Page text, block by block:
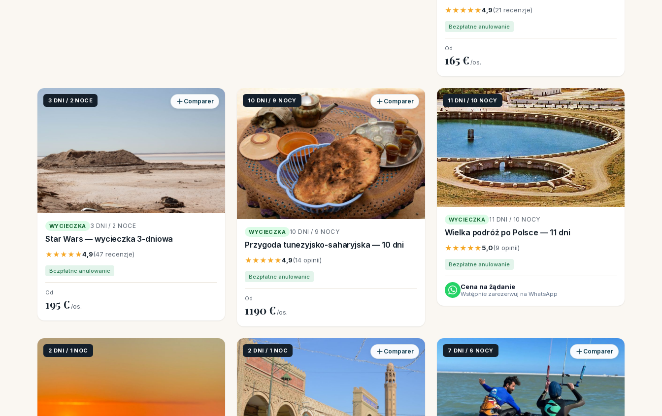
★★★★★4,9(21 recenzje)
Bezpłatne anulowanie
Od
165 € /os.
3 DNI / 2 NOCE
WYCIECZKA 3 DNI / 2 NOCE
Star Wars — wycieczka 3-dniowa
★★★★★4,9(47 recenzje)
Bezpłatne anulowanie
Od
195 € /os.
Comparer 10 DNI / 9 NOCY
WYCIECZKA 10 DNI / 9 NOCY
Przygoda tunezyjsko-saharyjska — 10 dni
★★★★★4,9(14 opinii)
Bezpłatne anulowanie
Od
1190 € /os.
Comparer 11 DNI / 10 NOCY
WYCIECZKA 11 DNI / 10 NOCY
Wielka podróż po Polsce — 11 dni
★★★★★5,0(9 opinii)
Bezpłatne anulowanie
Cena na żądanie
Wstępnie zarezerwuj na WhatsApp
2 DNI / 1 NOC 2 DNI / 1 NOC Comparer 7 DNI / 6 NOCY Comparer